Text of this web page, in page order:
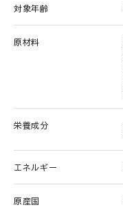
対象年齢
原材料
栄養成分
エネルギー
原産国